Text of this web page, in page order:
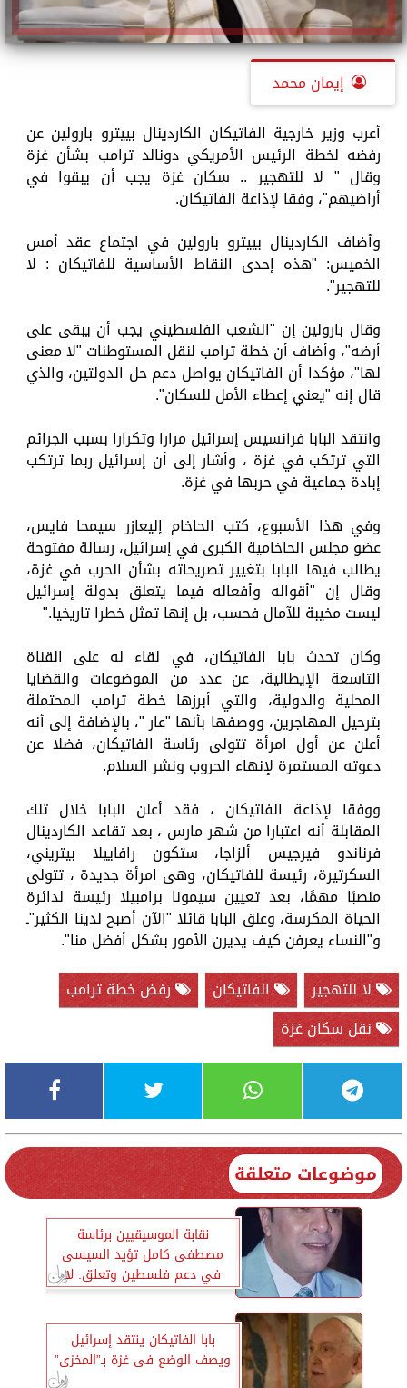
إيمان محمد
أعرب وزير خارجية الفاتيكان الكاردينال بييترو بارولين عن
رفضه لخطة الرئيس الأمريكي دونالد ترامب بشأن غزة
وقال " لا للتهجير .. سكان غزة يجب أن يبقوا في
أراضيهم"، وفقا لإذاعة الفاتيكان.
وأضاف الكاردينال بييترو بارولين في اجتماع عقد أمس
الخميس: "هذه إحدى النقاط الأساسية للفاتيكان : لا
للتهجير".
وقال بارولين إن "الشعب الفلسطيني يجب أن يبقى على
أرضه"، وأضاف أن خطة ترامب لنقل المستوطنات "لا معنى
لها"، مؤكدا أن الفاتيكان يواصل دعم حل الدولتين، والذي
قال إنه "يعني إعطاء الأمل للسكان".
وانتقد البابا فرانسيس إسرائيل مرارا وتكرارا بسبب الجرائم
التي ترتكب في غزة ، وأشار إلى أن إسرائيل ربما ترتكب
إبادة جماعية في حربها في غزة.
وفي هذا الأسبوع، كتب الحاخام إليعازر سيمحا فايس،
عضو مجلس الحاخامية الكبرى في إسرائيل، رسالة مفتوحة
يطالب فيها البابا بتغيير تصريحاته بشأن الحرب في غزة،
وقال إن "أقواله وأفعاله فيما يتعلق بدولة إسرائيل
ليست مخيبة للآمال فحسب، بل إنها تمثل خطرا تاريخيا."
وكان تحدث بابا الفاتيكان، في لقاء له على القناة
التاسعة الإيطالية، عن عدد من الموضوعات والقضايا
المحلية والدولية، والتي أبرزها خطة ترامب المحتملة
بترحيل المهاجرين، ووصفها بأنها "عار "، بالإضافة إلى أنه
أعلن عن أول امرأة تتولى رئاسة الفاتيكان، فضلا عن
دعوته المستمرة لإنهاء الحروب ونشر السلام.
ووفقا لإذاعة الفاتيكان ، فقد أعلن البابا خلال تلك
المقابلة أنه اعتبارا من شهر مارس ، بعد تقاعد الكاردينال
فرناندو فيرجيس ألزاجا، ستكون رافاييلا بيتريني،
السكرتيرة، رئيسة للفاتيكان، وهى امرأة جديدة ، تتولى
منصبًا مهمًا، بعد تعيين سيمونا برامبيلا رئيسة لدائرة
الحياة المكرسة، وعلق البابا قائلا "الآن أصبح لدينا الكثير"ـ
و"النساء يعرفن كيف يديرن الأمور بشكل أفضل منا".
لا للتهجير
الفاتيكان
رفض خطة ترامب
نقل سكان غزة
موضوعات متعلقة
نقابة الموسيقيين برئاسة
مصطفى كامل تؤيد السيسى
في دعم فلسطين وتعلق: لا
للتهجير
بابا الفاتيكان ينتقد إسرائيل
ويصف الوضع فى غزة بـ”المخزى”